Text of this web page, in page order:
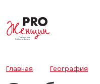
Главная География